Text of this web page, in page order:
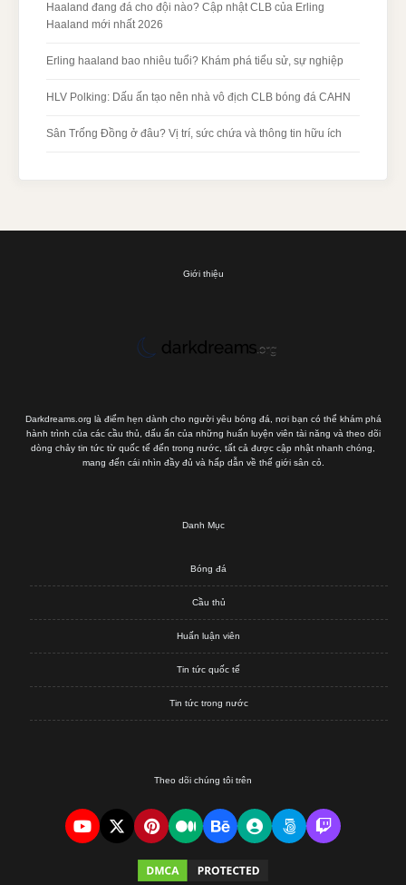
Haaland đang đá cho đội nào? Cập nhật CLB của Erling
Haaland mới nhất 2026
Erling haaland bao nhiêu tuổi? Khám phá tiểu sử, sự nghiệp
HLV Polking: Dấu ấn tạo nên nhà vô địch CLB bóng đá CAHN
Sân Trống Đồng ở đâu? Vị trí, sức chứa và thông tin hữu ích
Giới thiệu
Darkdreams.org là điểm hẹn dành cho người yêu bóng đá, nơi bạn có thể khám phá
hành trình của các cầu thủ, dấu ấn của những huấn luyện viên tài năng và theo dõi
dòng chảy tin tức từ quốc tế đến trong nước, tất cả được cập nhật nhanh chóng,
mang đến cái nhìn đầy đủ và hấp dẫn về thế giới sân cỏ.
Danh Mục
Bóng đá
Cầu thủ
Huấn luận viên
Tin tức quốc tế
Tin tức trong nước
Theo dõi chúng tôi trên